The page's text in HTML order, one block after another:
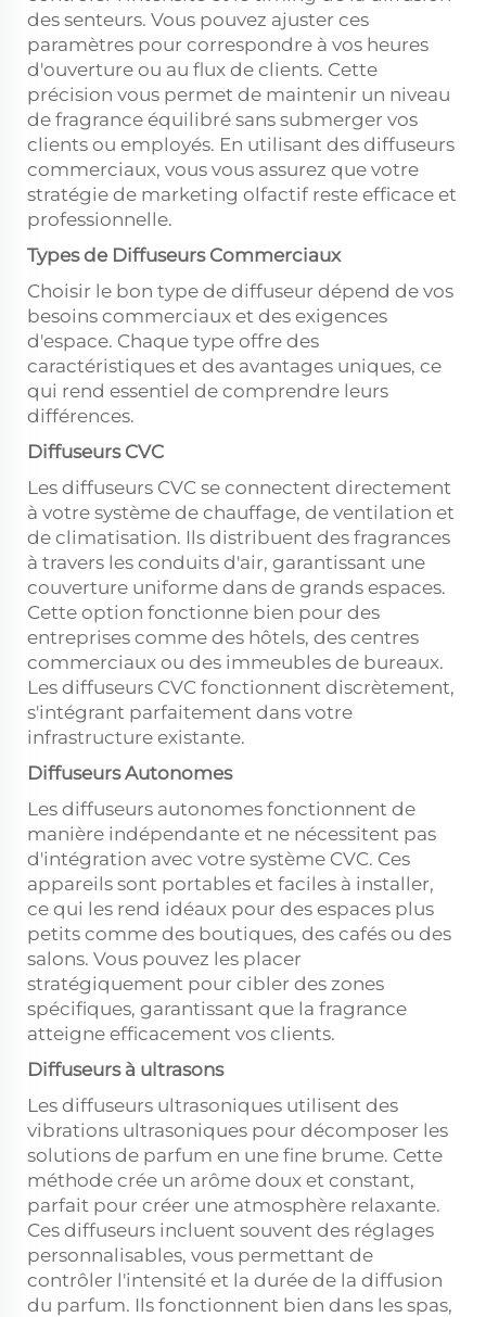
des senteurs. Vous pouvez ajuster ces
paramètres pour correspondre à vos heures
d'ouverture ou au flux de clients. Cette
précision vous permet de maintenir un niveau
de fragrance équilibré sans submerger vos
clients ou employés. En utilisant des diffuseurs
commerciaux, vous vous assurez que votre
stratégie de marketing olfactif reste efficace et
professionnelle.
Types de Diffuseurs Commerciaux
Choisir le bon type de diffuseur dépend de vos
besoins commerciaux et des exigences
d'espace. Chaque type offre des
caractéristiques et des avantages uniques, ce
qui rend essentiel de comprendre leurs
différences.
Diffuseurs CVC
Les diffuseurs CVC se connectent directement
à votre système de chauffage, de ventilation et
de climatisation. Ils distribuent des fragrances
à travers les conduits d'air, garantissant une
couverture uniforme dans de grands espaces.
Cette option fonctionne bien pour des
entreprises comme des hôtels, des centres
commerciaux ou des immeubles de bureaux.
Les diffuseurs CVC fonctionnent discrètement,
s'intégrant parfaitement dans votre
infrastructure existante.
Diffuseurs Autonomes
Les diffuseurs autonomes fonctionnent de
manière indépendante et ne nécessitent pas
d'intégration avec votre système CVC. Ces
appareils sont portables et faciles à installer,
ce qui les rend idéaux pour des espaces plus
petits comme des boutiques, des cafés ou des
salons. Vous pouvez les placer
stratégiquement pour cibler des zones
spécifiques, garantissant que la fragrance
atteigne efficacement vos clients.
Diffuseurs à ultrasons
Les diffuseurs ultrasoniques utilisent des
vibrations ultrasoniques pour décomposer les
solutions de parfum en une fine brume. Cette
méthode crée un arôme doux et constant,
parfait pour créer une atmosphère relaxante.
Ces diffuseurs incluent souvent des réglages
personnalisables, vous permettant de
contrôler l'intensité et la durée de la diffusion
du parfum. Ils fonctionnent bien dans les spas,